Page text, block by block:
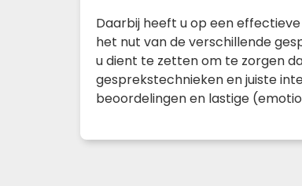
Daarbij heeft u op een
het nut van de verschillende
u dient te zetten om te zorgen
gesprekstechnieken en juiste
beoordelingen en lastige